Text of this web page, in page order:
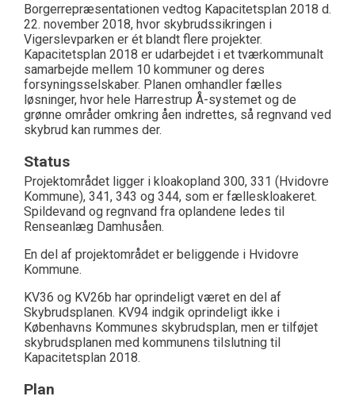
Borgerrepræsentationen vedtog Kapacitetsplan 2018 d.
22. november 2018, hvor skybrudssikringen i
Vigerslevparken er ét blandt flere projekter.
Kapacitetsplan 2018 er udarbejdet i et tværkommunalt
samarbejde mellem 10 kommuner og deres
forsyningsselskaber. Planen omhandler fælles
løsninger, hvor hele Harrestrup Å-systemet og de
grønne områder omkring åen indrettes, så regnvand ved
skybrud kan rummes der.
Status
Projektområdet ligger i kloakopland 300, 331 (Hvidovre
Kommune), 341, 343 og 344, som er fælleskloakeret.
Spildevand og regnvand fra oplandene ledes til
Renseanlæg Damhusåen.
En del af projektområdet er beliggende i Hvidovre
Kommune.
KV36 og KV26b har oprindeligt været en del af
Skybrudsplanen. KV94 indgik oprindeligt ikke i
Københavns Kommunes skybrudsplan, men er tilføjet
skybrudsplanen med kommunens tilslutning til
Kapacitetsplan 2018.
Plan